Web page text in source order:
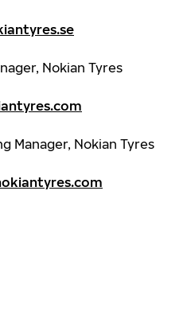
Nokian Tyres
Manager, Nokian Tyres